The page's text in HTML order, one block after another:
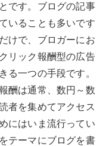
です。ブログの記事
いることも多いです
けで、ブロガーにお
リック報酬型の広告
る一つの手段です。
酬は通常、数円～数
者を集めてアクセス
にはいま流行ってい
テーマにブログを書